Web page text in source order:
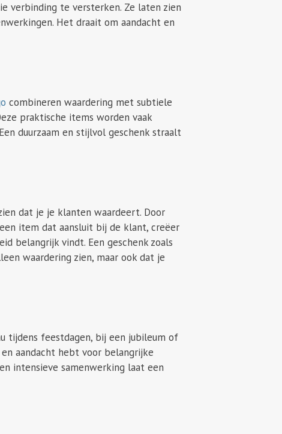
verbinding te versterken. Ze laten zien
Het draait om aandacht en
combineren waardering met subtiele
praktische items worden vaak
duurzaam en stijlvol geschenk straalt
dat je je klanten waardeert. Door
item dat aansluit bij de klant, creëer
belangrijk vindt. Een geschenk zoals
waardering zien, maar ook dat je
tijdens feestdagen, bij een jubileum of
aandacht hebt voor belangrijke
intensieve samenwerking laat een